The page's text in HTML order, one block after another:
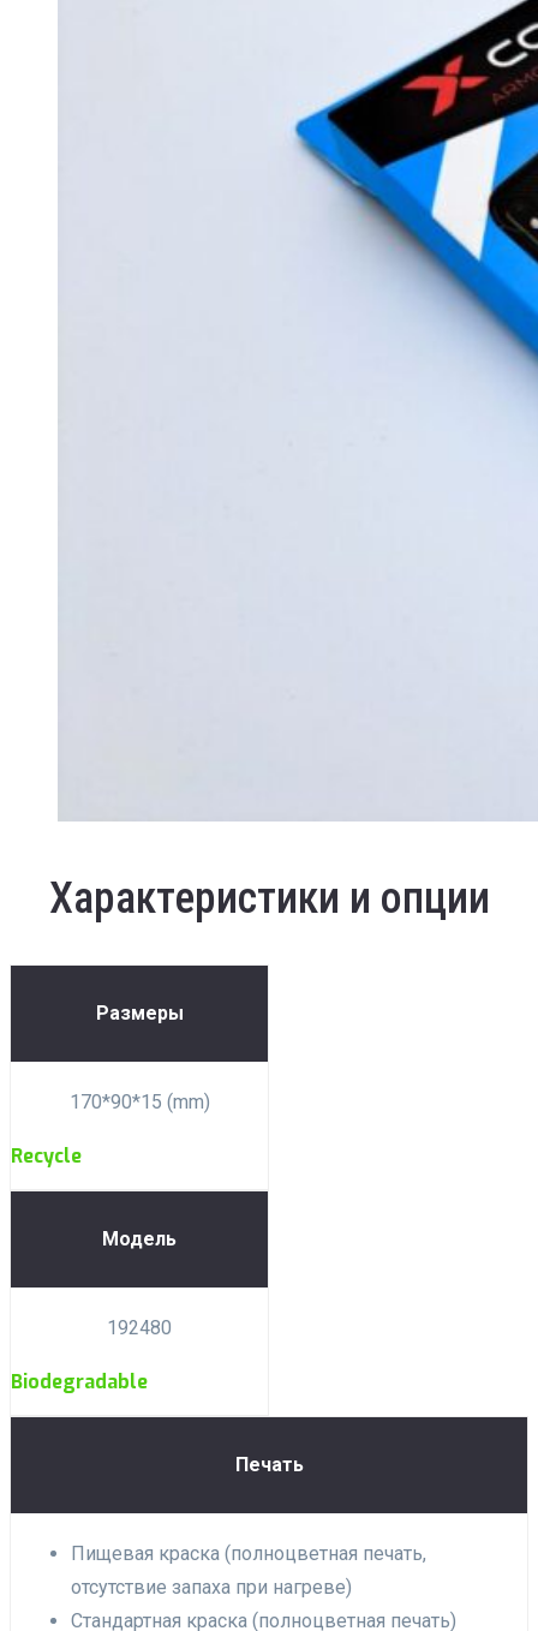
Характеристики и опции
Размеры
170*90*15 (mm)
Recycle
Модель
192480
Biodegradable
Печать
Пищевая краска (полноцветная печать,
отсутствие запаха при нагреве)
Стандартная краска (полноцветная печать)